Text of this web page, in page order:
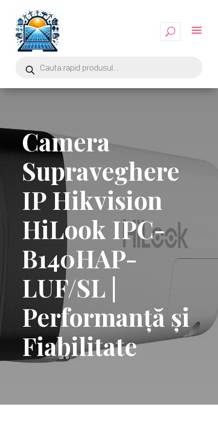
Camera
Supraveghere
IP Hikvision
HiLook IPC-
B140HAP-
LUF/SL |
Performanță și
Fiabilitate